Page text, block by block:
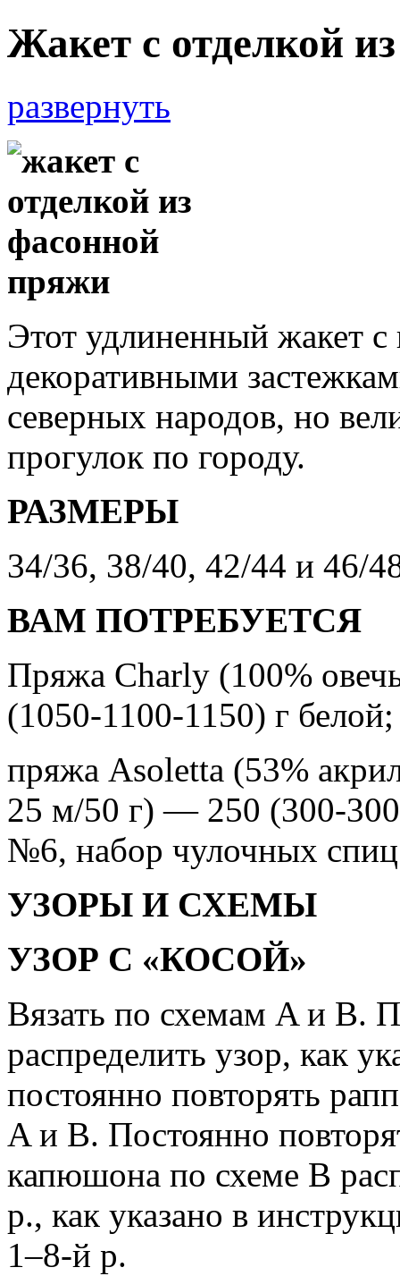
Жакет с отделкой
развернуть
Этот удлиненный жакет
декоративными
северных народов, но
прогулок по городу.
РАЗМЕРЫ
34/36, 38/40, 42/44 и 46/
ВАМ ПОТРЕБУЕТСЯ
Пряжа Charly (100%
(1050-1100-1150) г белой;
пряжа Asoletta (53%
25 м/50 г) — 250 (300-
№6, набор чулочных
УЗОРЫ И СХЕМЫ
УЗОР С «КОСОЙ»
Вязать по схемам A и B.
распределить узор, как
постоянно повторять
A и B. Постоянно
капюшона по схеме B
р., как указано в
1–8-й р.